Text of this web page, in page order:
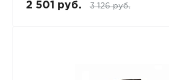
2 501 руб. 3 126 руб.